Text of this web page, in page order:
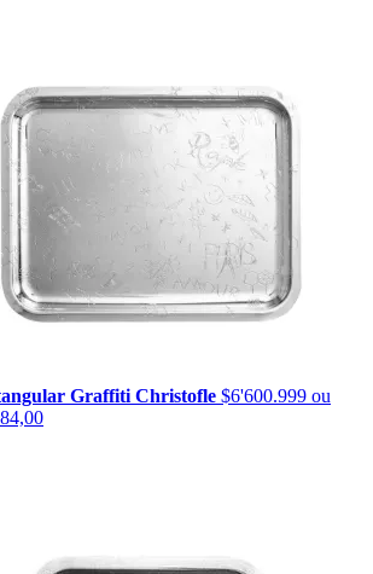
Graffiti Christofle $6'600.999 ou